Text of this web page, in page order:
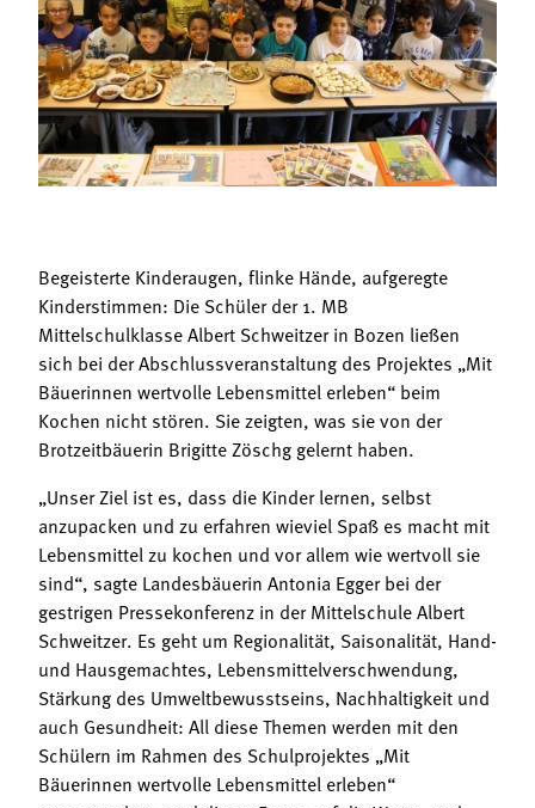
Mitgliedschaft
Landessekretariat
Bäuerliche Buffets
Hofgeschichten
Begeisterte Kinderaugen, flinke Hände, aufgeregte
Kinderstimmen: Die Schüler der 1. MB
Mittelschulklasse Albert Schweitzer in Bozen ließen
sich bei der Abschlussveranstaltung des Projektes „Mit
Bäuerinnen wertvolle Lebensmittel erleben“ beim
Kochen nicht stören. Sie zeigten, was sie von der
Brotzeitbäuerin Brigitte Zöschg gelernt haben.
„Unser Ziel ist es, dass die Kinder lernen, selbst
anzupacken und zu erfahren wieviel Spaß es macht mit
Lebensmittel zu kochen und vor allem wie wertvoll sie
sind“, sagte Landesbäuerin Antonia Egger bei der
gestrigen Pressekonferenz in der Mittelschule Albert
Schweitzer. Es geht um Regionalität, Saisonalität, Hand-
und Hausgemachtes, Lebensmittelverschwendung,
Stärkung des Umweltbewusstseins, Nachhaltigkeit und
auch Gesundheit: All diese Themen werden mit den
Schülern im Rahmen des Schulprojektes „Mit
Bäuerinnen wertvolle Lebensmittel erleben“